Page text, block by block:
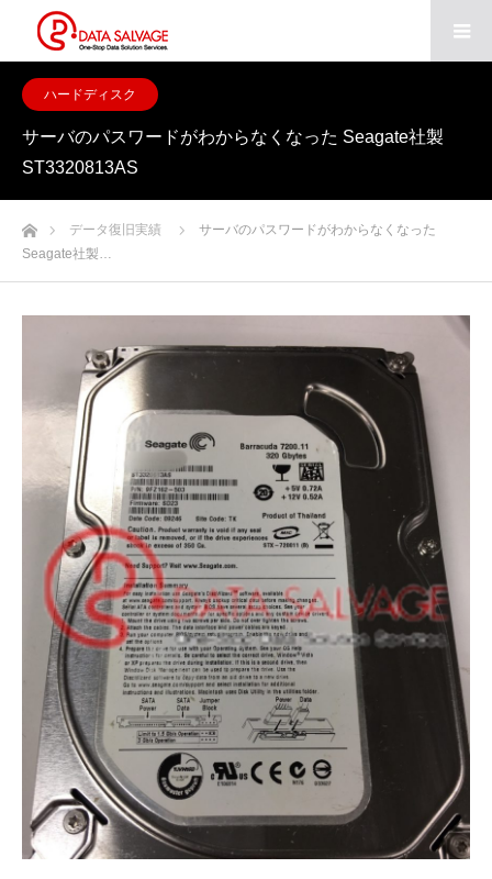
ハードディスク
サーバのパスワードがわからなくなった Seagate社製
ST3320813AS
ホームデータ復旧実績
サーバのパスワードがわからなくなった
Seagate社製…